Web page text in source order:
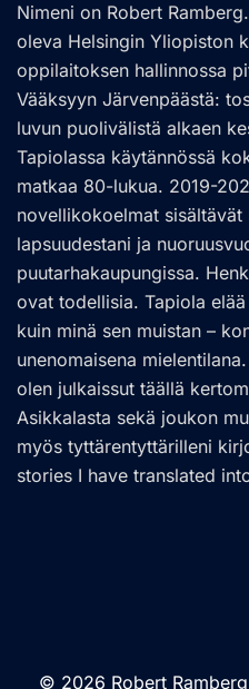
Nimeni on Robert
oleva Helsingin Yliopiston
oppilaitoksen hallinnossa
Vääksyyn Järvenpäästä:
luvun puolivälistä alkaen
Tapiolassa käytännössä
matkaa 80-lukua. 2019-
novellikokoelmat sisältävät
lapsuudestani ja
puutarhakaupungissa.
ovat todellisia. Tapiola
kuin minä sen muistan –
unenomaisena
olen julkaissut täällä
Asikkalasta sekä joukon
myös tyttärentyttärilleni
stories I have translated
© 2026 Robert